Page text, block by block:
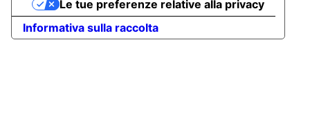
Informativa sulla raccolta
Le tue preferenze relative alla privacy